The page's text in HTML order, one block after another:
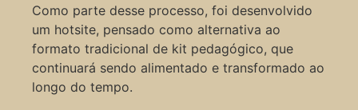
Como parte desse processo, foi desenvolvido
um hotsite, pensado como alternativa ao
formato tradicional de kit pedagógico, que
continuará sendo alimentado e transformado ao
longo do tempo.